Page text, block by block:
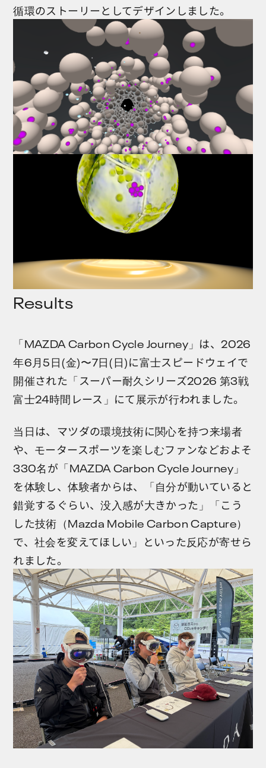
循環のストーリーとしてデザインしました。
Results
「MAZDA Carbon Cycle Journey」は、2026
年6月5日(金)〜7日(日)に富士スピードウェイで
開催された「スーパー耐久シリーズ2026 第3戦
富士24時間レース」にて展示が行われました。
当日は、マツダの環境技術に関心を持つ来場者
や、モータースポーツを楽しむファンなどおよそ
330名が「MAZDA Carbon Cycle Journey」
を体験し、体験者からは、「自分が動いていると
錯覚するぐらい、没入感が大きかった」「こう
した技術（Mazda Mobile Carbon Capture）
で、社会を変えてほしい」といった反応が寄せら
れました。